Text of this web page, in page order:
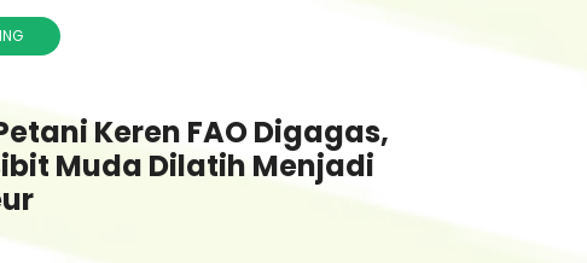
Keren FAO Digagas,
Muda Dilatih Menjadi